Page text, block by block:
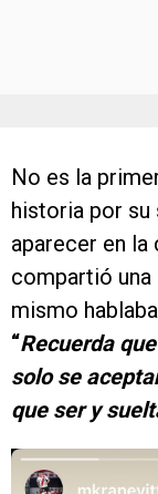
No es la
historia por su
aparecer en
compartió una
mismo
“Recuerda
solo se
que ser y